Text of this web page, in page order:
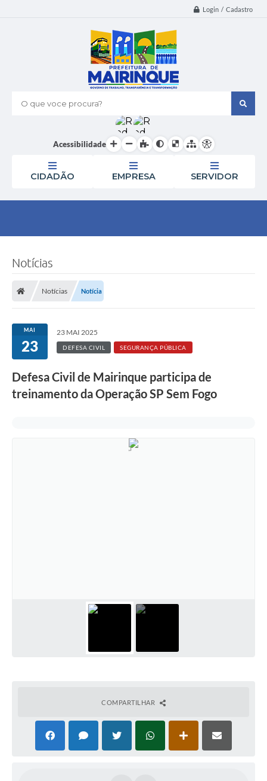
Login / Cadastro
O que voce procura?
Acessibilidade
CIDADÃO EMPRESA SERVIDOR
Notícias
Notícias Notícia
MAI
23
23 MAI 2025
DEFESA CIVIL SEGURANÇA PÚBLICA
Defesa Civil de Mairinque participa de
treinamento da Operação SP Sem Fogo
COMPARTILHAR